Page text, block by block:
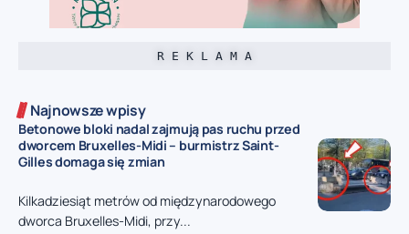
R E K L A M A
Najnowsze wpisy
Betonowe bloki nadal zajmują pas ruchu przed
dworcem Bruxelles-Midi – burmistrz Saint-
Gilles domaga się zmian
Kilkadziesiąt metrów od międzynarodowego
dworca Bruxelles-Midi, przy...